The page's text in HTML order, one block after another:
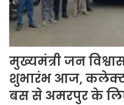
मुख्यमंत्री जन
शुभारंभ आज, कलेक्टर
बस से अमरपुर के